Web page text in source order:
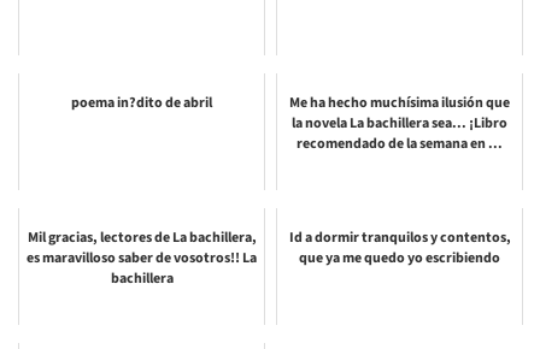
poema in?dito de abril
Me ha hecho muchísima ilusión que
la novela La bachillera sea... ¡Libro
recomendado de la semana en ...
Mil gracias, lectores de La bachillera,
es maravilloso saber de vosotros!! La
bachillera
Id a dormir tranquilos y contentos,
que ya me quedo yo escribiendo